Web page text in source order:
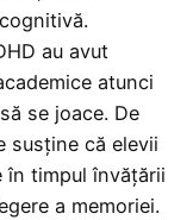
au avut
atunci
se joace. De
susține că elevii
timpul învățării
a memoriei.